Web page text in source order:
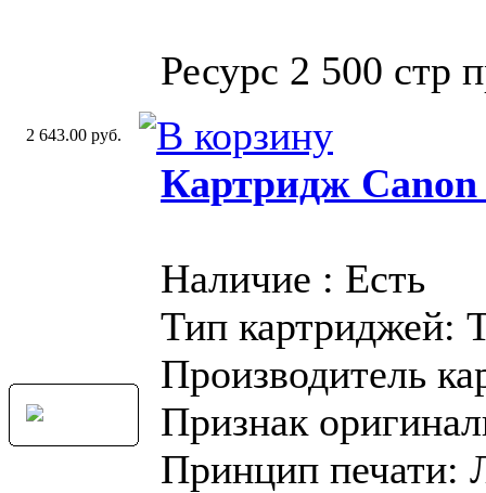
Ресурс 2 500 стр
2 643.00 руб.
Картридж Canon
Наличие : Есть
Тип картриджей:
Производитель
Признак
Принцип печати: